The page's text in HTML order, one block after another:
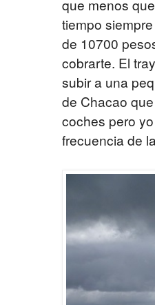
que menos
tiempo
de 10700
cobrarte. El
subir a una
de Chacao
coches pero
frecuencia de